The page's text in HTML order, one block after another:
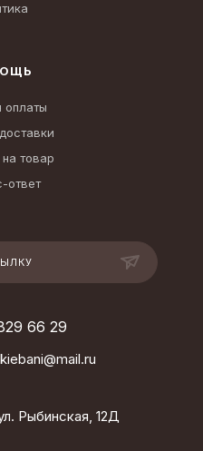
оплаты
на товар
ответ
66 29
Рыбинская, 12Д